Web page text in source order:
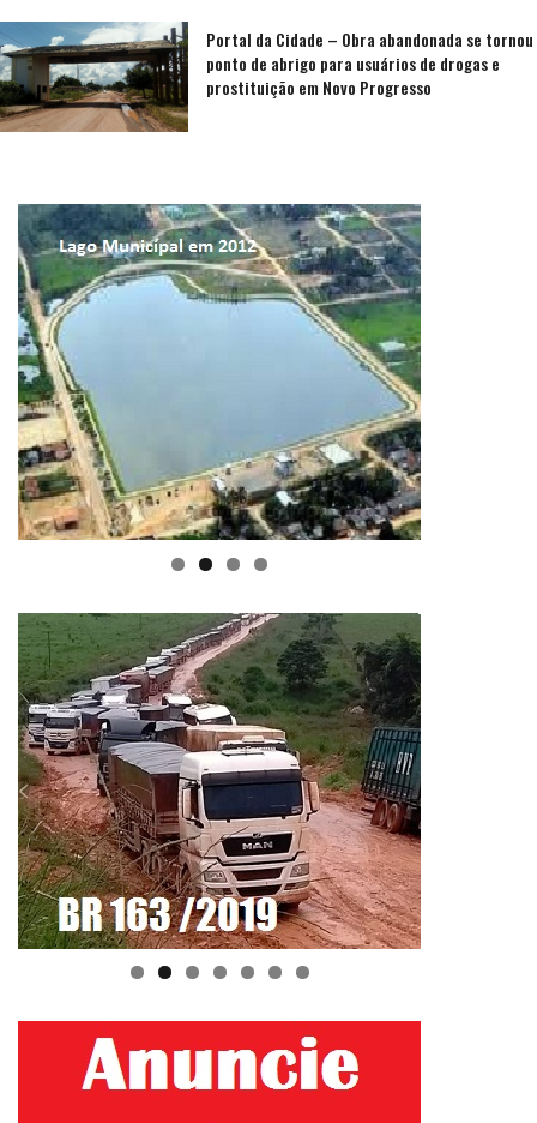
Portal da Cidade – Obra abandonada se tornou
ponto de abrigo para usuários de drogas e
prostituição em Novo Progresso